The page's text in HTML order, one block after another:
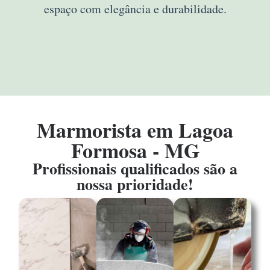
espaço com elegância e durabilidade.
Marmorista em Lagoa
Formosa - MG
Profissionais qualificados são a
nossa prioridade!